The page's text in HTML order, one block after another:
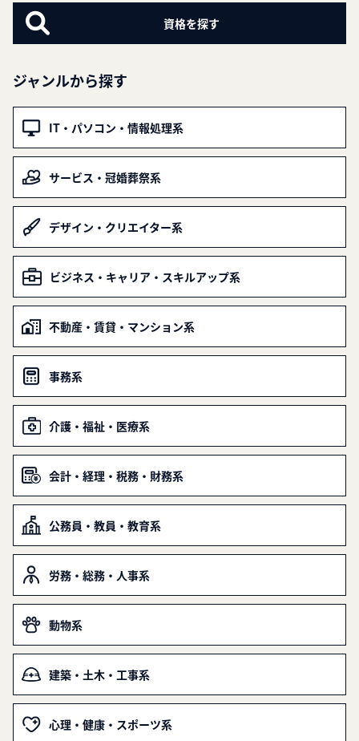
ジャンルから探す
IT・パソコン・情報処理系
サービス・冠婚葬祭系
デザイン・クリエイター系
ビジネス・キャリア・スキルアップ系
不動産・賃貸・マンション系
事務系
介護・福祉・医療系
会計・経理・税務・財務系
公務員・教員・教育系
労務・総務・人事系
動物系
建築・土木・工事系
心理・健康・スポーツ系